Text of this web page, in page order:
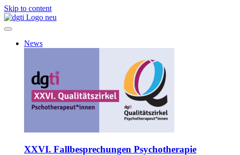
Skip to content
News
XXVI. Fallbesprechungen Psychotherapie